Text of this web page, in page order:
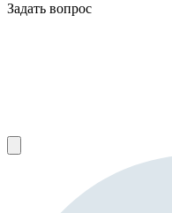
Задать вопрос